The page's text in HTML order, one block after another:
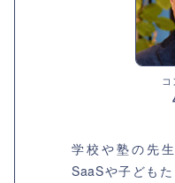
学校や塾の先
SaaSや子ども